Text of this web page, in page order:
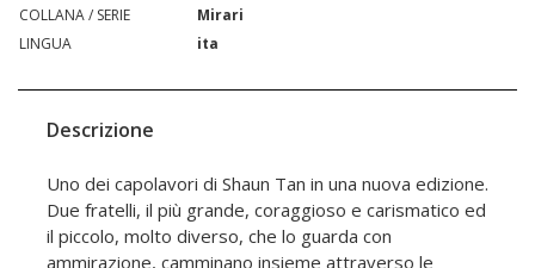
COLLANA / SERIE
Mirari
LINGUA
ita
Descrizione
Uno dei capolavori di Shaun Tan in una nuova edizione.
Due fratelli, il più grande, coraggioso e carismatico ed
il piccolo, molto diverso, che lo guarda con
ammirazione, camminano insieme attraverso le